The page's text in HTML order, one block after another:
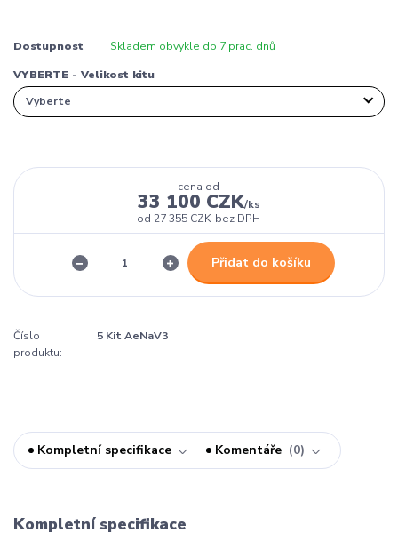
Dostupnost Skladem obvykle do 7 prac. dnů
VYBERTE - Velikost kitu
cena od
33 100 CZK/ks
od 27 355 CZK bez DPH
Přidat do košíku
Číslo
produktu:
5 Kit AeNaV3
Kompletní specifikace Komentáře 0
Kompletní specifikace